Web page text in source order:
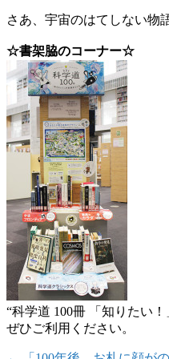
さあ、宇宙のはてしない物
☆書架脇のコーナー☆
“科学道 100冊 「知りたい
ぜひご利用ください。